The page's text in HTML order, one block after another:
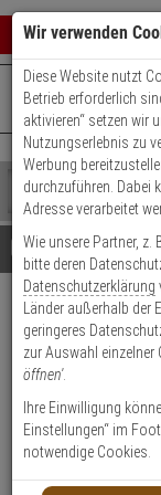
Shop
durchsuchen
Bitte
geben
Sie
mindestens
Zeichen
ein,
um
Suche
Es
wurde
noch
Kategorien
Suche
gestartet
+49 (0)821 899
Details
Optex
Produktmerkmale
Datenblatt
Wir verwenden
Diese Website nutzt
Betrieb erforderlich
aktivieren“ setzen wir
Nutzungserlebnis zu
Werbung
durchzuführen. Dabei
Adresse verarbeitet
Wie unsere Partner, z.
bitte deren
Datenschutzerklärung
Länder außerhalb
geringeres
zur Auswahl einzelner
öffnen'.
Ihre Einwilligung
Einstellungen“ im
notwendige Cookies.